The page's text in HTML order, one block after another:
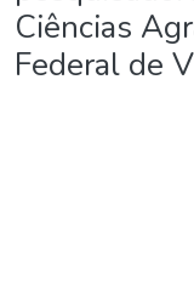
Ciências
Federal de